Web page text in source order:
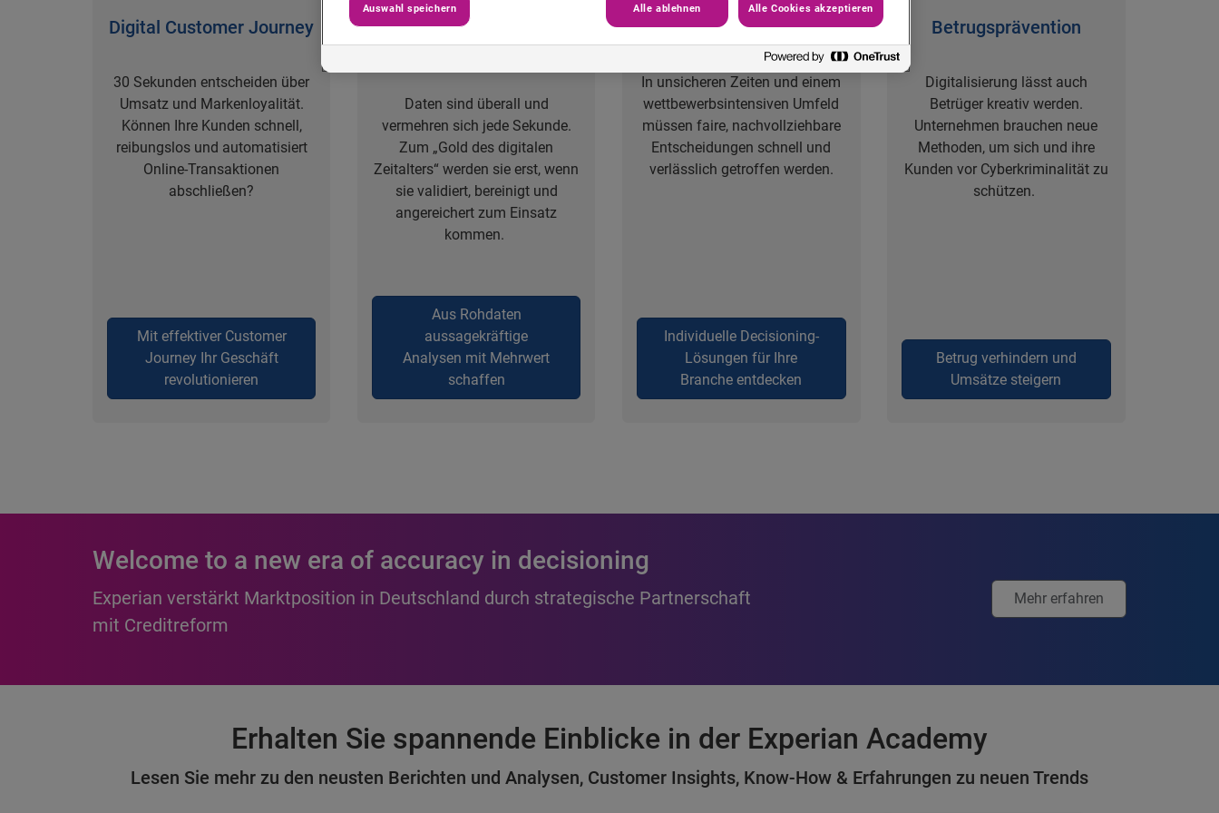
Digital Customer Journey
30 Sekunden entscheiden über
Umsatz und Markenloyalität.
Können Ihre Kunden schnell,
reibungslos und automatisiert
Online-Transaktionen
abschließen?
Mit effektiver Customer
Journey Ihr Geschäft
revolutionieren
Maximierung Ihrer
Datenqualität
Daten sind überall und
vermehren sich jede Sekunde.
Zum „Gold des digitalen
Zeitalters“ werden sie erst, wenn
sie validiert, bereinigt und
angereichert zum Einsatz
kommen.
Aus Rohdaten
aussagekräftige
Analysen mit Mehrwert
schaffen
Smart Decisioning
In unsicheren Zeiten und einem
wettbewerbsintensiven Umfeld
müssen faire, nachvollziehbare
Entscheidungen schnell und
verlässlich getroffen werden.
Individuelle Decisioning-
Lösungen für Ihre
Branche entdecken
Betrugsprävention
Digitalisierung lässt auch
Betrüger kreativ werden.
Unternehmen brauchen neue
Methoden, um sich und ihre
Kunden vor Cyberkriminalität zu
schützen.
Betrug verhindern und
Umsätze steigern
Welcome to a new era of accuracy in decisioning
Experian verstärkt Marktposition in Deutschland durch strategische Partnerschaft
mit Creditreform
Mehr erfahren
Erhalten Sie spannende Einblicke in der Experian Academy
Lesen Sie mehr zu den neusten Berichten und Analysen, Customer Insights, Know-How & Erfahrungen zu neuen Trends
Auswahl speichern Alle ablehnen Alle Cookies akzeptieren